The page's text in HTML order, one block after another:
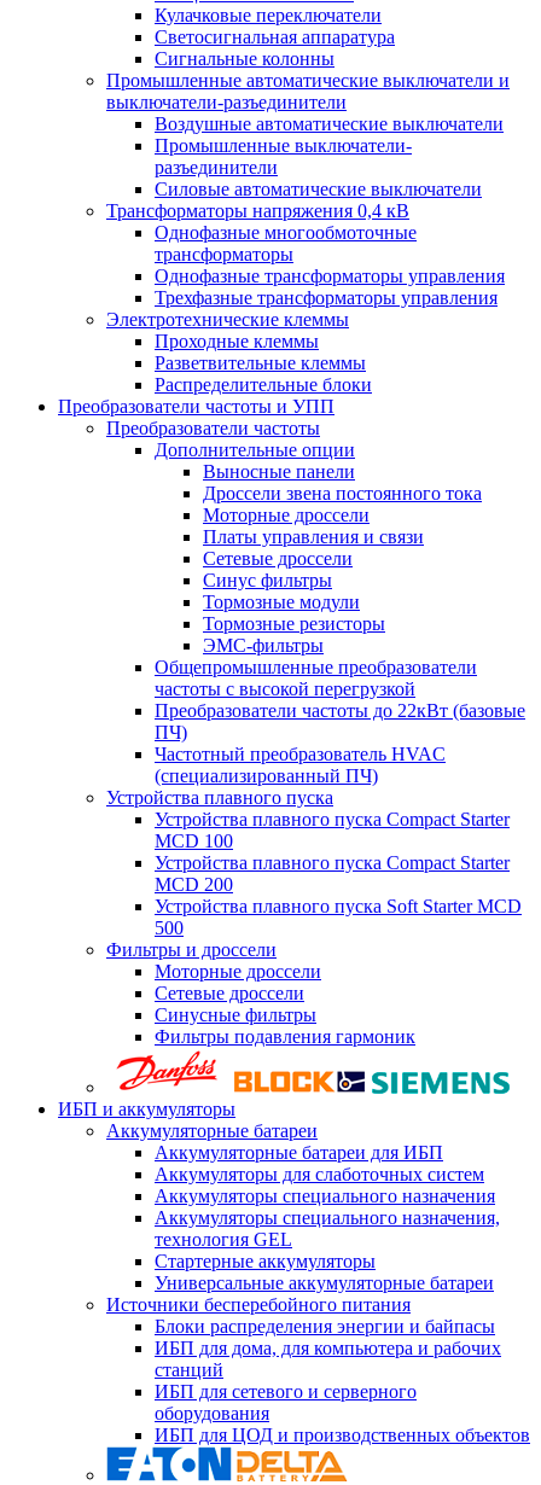
Кулачковые переключатели
Светосигнальная аппаратура
Сигнальные колонны
Промышленные автоматические выключатели и
выключатели-разъединители
Воздушные автоматические выключатели
Промышленные выключатели-
разъединители
Силовые автоматические выключатели
Трансформаторы напряжения 0,4 кВ
Однофазные многообмоточные
трансформаторы
Однофазные трансформаторы управления
Трехфазные трансформаторы управления
Электротехнические клеммы
Проходные клеммы
Разветвительные клеммы
Распределительные блоки
Преобразователи частоты и УПП
Преобразователи частоты
Дополнительные опции
Выносные панели
Дроссели звена постоянного тока
Моторные дроссели
Платы управления и связи
Сетевые дроссели
Синус фильтры
Тормозные модули
Тормозные резисторы
ЭМС-фильтры
Общепромышленные преобразователи
частоты с высокой перегрузкой
Преобразователи частоты до 22кВт (базовые
ПЧ)
Частотный преобразователь HVAC
(специализированный ПЧ)
Устройства плавного пуска
Устройства плавного пуска Compact Starter
MCD 100
Устройства плавного пуска Compact Starter
MCD 200
Устройства плавного пуска Soft Starter MCD
500
Фильтры и дроссели
Моторные дроссели
Сетевые дроссели
Синусные фильтры
Фильтры подавления гармоник
ИБП и аккумуляторы
Аккумуляторные батареи
Аккумуляторные батареи для ИБП
Аккумуляторы для слаботочных систем
Аккумуляторы специального назначения
Аккумуляторы специального назначения,
технология GEL
Стартерные аккумуляторы
Универсальные аккумуляторные батареи
Источники бесперебойного питания
Блоки распределения энергии и байпасы
ИБП для дома, для компьютера и рабочих
станций
ИБП для сетевого и серверного
оборудования
ИБП для ЦОД и производственных объектов